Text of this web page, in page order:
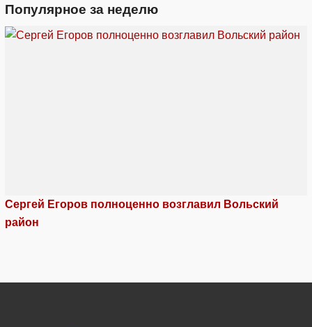
Популярное за неделю
Сергей Егоров полноценно возглавил Вольский
район